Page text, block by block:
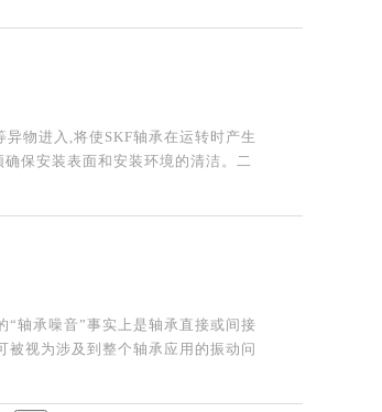
物进入,将使SKF轴承在运转时产生
保安装表面和安装环境的清洁。二
“轴承噪音”事实上是轴承直接或间接
被视为涉及到整个轴承应用的振动问